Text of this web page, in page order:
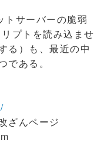
トサーバーの脆弱
プトを読み込ませ
る）も、最近の中
ある。
ざんページ